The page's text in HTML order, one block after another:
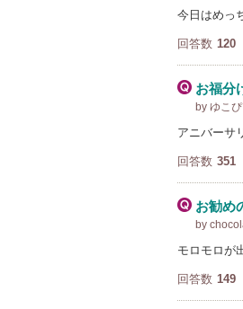
今日はめっ
回答数 120
お福分
by ゆこ
アニバーサ
回答数 351
お勧め
by
モロモロが
回答数 149